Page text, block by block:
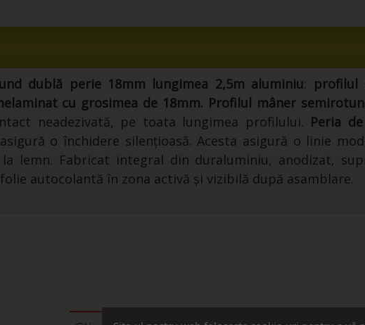
dublă perie 18mm lungimea 2,5m aluminiu: profilul
cu grosimea de 18mm. Profilul mâner
neadezivată, pe toata lungimea profilului. Peria
o închidere silențioasă. Acesta asigură o linie
lemn. Fabricat integral din duraluminiu, anodizat,
autocolantă în zona activă și vizibilă după asamblare.